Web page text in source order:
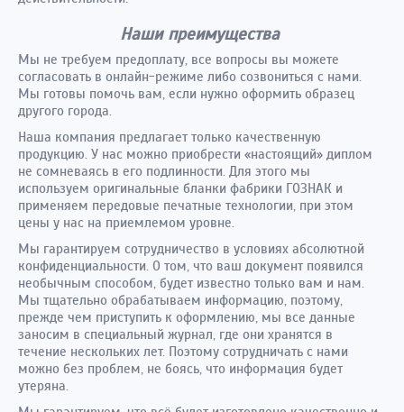
Наши преимущества
Мы не требуем предоплату, все вопросы вы можете
согласовать в онлайн-режиме либо созвониться с нами.
Мы готовы помочь вам, если нужно оформить образец
другого города.
Наша компания предлагает только качественную
продукцию. У нас можно приобрести «настоящий» диплом
не сомневаясь в его подлинности. Для этого мы
используем оригинальные бланки фабрики ГОЗНАК и
применяем передовые печатные технологии, при этом
цены у нас на приемлемом уровне.
Мы гарантируем сотрудничество в условиях абсолютной
конфиденциальности. О том, что ваш документ появился
необычным способом, будет известно только вам и нам.
Мы тщательно обрабатываем информацию, поэтому,
прежде чем приступить к оформлению, мы все данные
заносим в специальный журнал, где они хранятся в
течение нескольких лет. Поэтому сотрудничать с нами
можно без проблем, не боясь, что информация будет
утеряна.